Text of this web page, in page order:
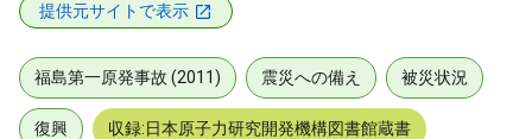
提供元サイトで表示
福島第一原発事故 (2011) 震災への備え 被災状況
復興 収録:日本原子力研究開発機構図書館蔵書